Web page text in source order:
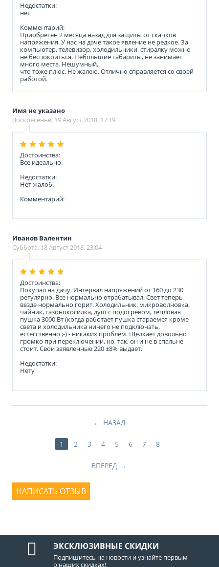
Недостатки:
нет
Комментарий:
Приобретен 2 месяца назад для защиты от скачков
напряжения. У нас на даче такое явление не редкое. За
компьютер, телевизор, холодильники, стиралку можно
не беспокоиться. Небольшие габариты, не занимает
много места. Нешумный,
что тоже плюс. Не жалею. Отлично справляется со своей
работой.
Имя не указано
Воскресенье, 19 Август 2018, 17:19
Достоинства:
Все идеально.
Недостатки:
Нет жалоб.
Комментарий:
-
Иванов Валентин
Суббота, 18 Август 2018, 23:04
Достоинства:
Покупал на дачу. Интервал напряжений от 160 до 230
регулярно. Все нормально отрабатывал. Свет теперь
везде нормально горит. Холодильник, микроволновка,
чайник, газонокосилка, душ с подогревом, тепловая
пушка 3000 Вт (когда работает пушка стараемся кроме
света и холодильника ничего не подключать,
естесственно ;-) - никаких проблем. Щелкает довольно
громко при переключении, но, так, он и не в спальне
стоит. Свои заявленные 220 ±8% выдает.
Недостатки:
Нету
НАЗАД
1 2 3 4 5 6 7 8
ВПЕРЕД
НАПИСАТЬ ОТЗЫВ
ЭКСКЛЮЗИВНЫЕ СКИДКИ
Подпишитесь на новости и узнайте первым
о наших скидках!